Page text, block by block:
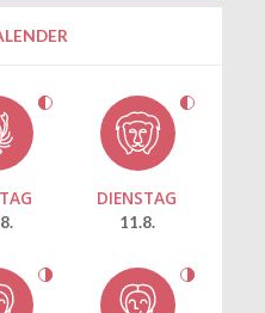
DIENSTAG
11.8.